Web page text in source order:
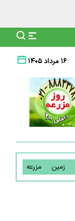
۱۶ مرداد ۱۴۰۵
زمین مزرعه